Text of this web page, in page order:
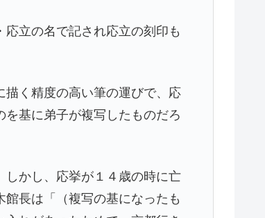
立の名で記され応立の刻印も
く精度の高い筆の運びで、応
基に弟子が複写したものだろ
しかし、応挙が１４歳の時に亡
長は「（複写の基になったも